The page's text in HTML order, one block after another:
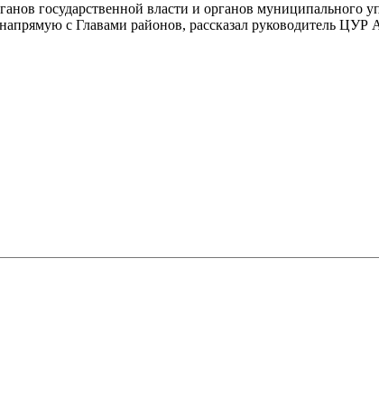
государственной власти и органов
с Главами районов, рассказал руководитель